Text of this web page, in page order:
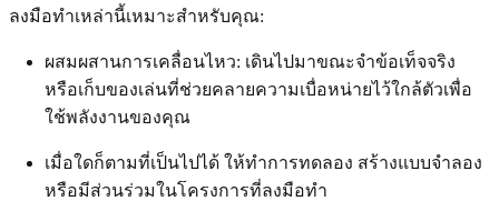
ลงมือทำเหล่านี้เหมาะสำหรับคุณ:
ผสมผสานการเคลื่อนไหว: เดินไปมาขณะจำข้อเท็จจริง
หรือเก็บของเล่นที่ช่วยคลายความเบื่อหน่ายไว้ใกล้ตัวเพื่อ
ใช้พลังงานของคุณ
เมื่อใดก็ตามที่เป็นไปได้ ให้ทำการทดลอง สร้างแบบจำลอง
หรือมีส่วนร่วมในโครงการที่ลงมือทำ